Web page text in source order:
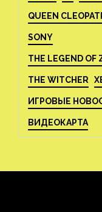
QUEEN
SONY
THE LEGEND OF
THE WITCHER
ИГРОВЫЕ
ВИДЕОКАРТА